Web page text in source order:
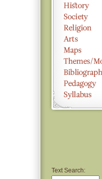
Text Search: